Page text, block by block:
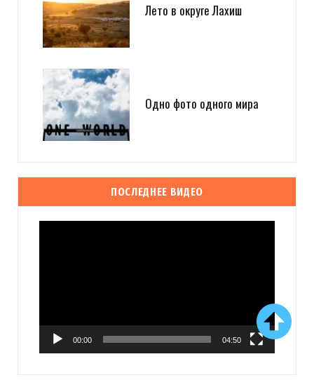
Лето в округе Лахиш
Одно фото одного мира
ПОСЛЕДНЕЕ ВИДЕО
00:00 04:50